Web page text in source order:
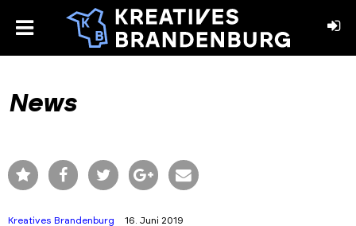
toggle
News
Kreatives Brandenburg 16. Juni 2019